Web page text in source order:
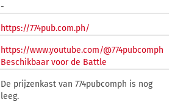
-
https://774pub.com.ph/
https://www.youtube.com/@774pubcomph
Beschikbaar voor de Battle
De prijzenkast van 774pubcomph is nog
leeg.